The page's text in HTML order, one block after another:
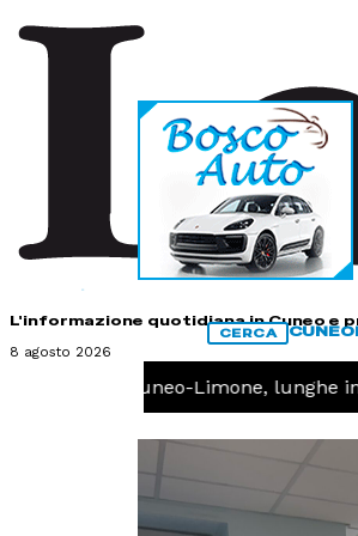
L'informazione quotidiana in Cuneo e
8 agosto 2026
CERCA CUNEO
Cuneo-Limone, lunghe